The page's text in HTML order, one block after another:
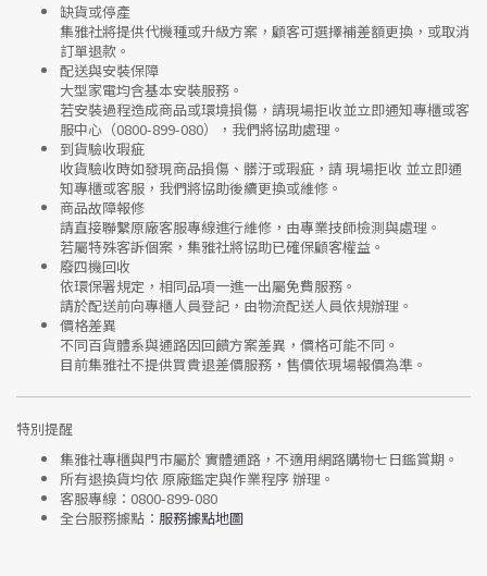
缺貨或停產
集雅社將提供代機種或升級方案 ，顧客可選擇補差額更換，或取消
訂單退款。
配送與安裝保障
大型家電均含基本安裝服務。
若安裝過程造成商品或環境損傷，請現場拒收並立即通知專櫃或客
服中心 （0800-899-080），我們將協助處理。
到貨驗收瑕疵
收貨驗收時如發現商品損傷、髒汙或瑕疵 ，請 現場拒收 並立即通
知專櫃或客服，我們將協助後續更換或維修。
商品故障報修
請直接聯繫原廠客服專線進行維修，由專業技師檢測與處理。
若屬特殊客訴個案，集雅社將協助已確保顧客權益。
廢四機回收
依環保署規定，相同品項一進一出屬免費服務。
請於配送前向專櫃人員登記，由物流配送人員依規辦理。
價格差異
不同百貨體系與通路因回饋方案差異，價格可能不同。
目前集雅社不提供買貴退差價服務 ，售價依現場報價為準。
特別提醒
集雅社專櫃與門市屬於 實體通路，不適用網路購物七日鑑賞期 。
所有退換貨均依 原廠鑑定與作業程序辦理。
客服專線： 0800-899-080
全台服務據點： 服務據點地圖